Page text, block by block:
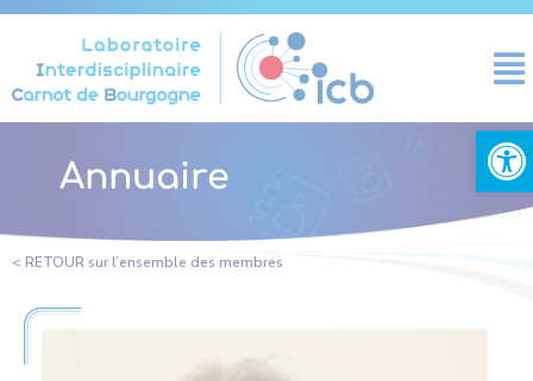
Annuaire
< RETOUR sur l’ensemble des membres
Cookies management panel